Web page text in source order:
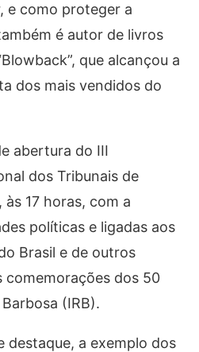
e como proteger a
é autor de livros
que alcançou a
dos mais vendidos do
abertura do III
dos Tribunais de
17 horas, com a
políticas e ligadas aos
Brasil e de outros
comemorações dos 50
(IRB).
destaque, a exemplo dos